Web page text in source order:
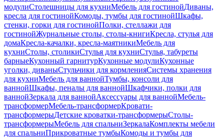
модулиСтолешницы для кухниМебель для гостинойДиваны,
кресла для гостинойКомоды, тумбы для гостинойШкафы,
стенки, горки для гостинойПолки, стеллажи для
гостинойЖурнальные столы, столы-книгиКресла, стулья для
домаКресла-качалки, кресла-маятникиМебель для
кухниСтолы, столикиСтулья для кухниСтулья, табуреты
барныеКухонный гарнитурКухонные модулиКухонные
уголки, диваныСтульчики для кормленияСистемы хранения
для кухниМебель для ваннойТумбы, консоли для
ваннойШкафы, пеналы для ваннойШкафчики, полки для
ваннойЗеркала для ваннойАксессуары для ваннойМебель-
трансформерМебель-трансформерКровати-
трансформерыДетские кроватки-трансформерыСтолы-
трансформерыМебель для спальниЗеркалаКомплекты мебели
для спальниПрикроватные тумбыКомоды и тумбы для